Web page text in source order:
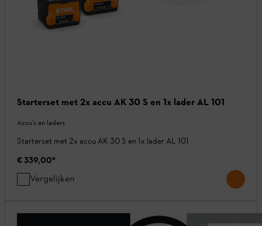
Starterset met 2x accu AK 30 S en 1x lader AL 101
Accu’s en laders
Starterset met 2x accu AK 30 S en 1x lader AL 101
€ 339,00*
Vergelijken